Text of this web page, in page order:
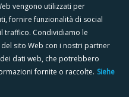
PRIVACY POLICY
vengono utilizzati per
fornire funzionalità di social
traffico. Condividiamo le
sito Web con i nostri partner
dati web, che potrebbero
fornite o raccolte. Siehe